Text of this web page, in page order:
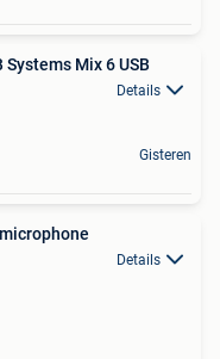
Mix 6 USB
Details
Gisteren
Details